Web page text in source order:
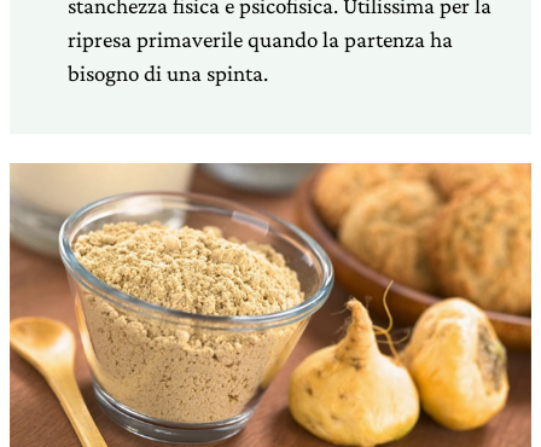
stanchezza fisica e psicofisica. Utilissima per la
ripresa primaverile quando la partenza ha
bisogno di una spinta.